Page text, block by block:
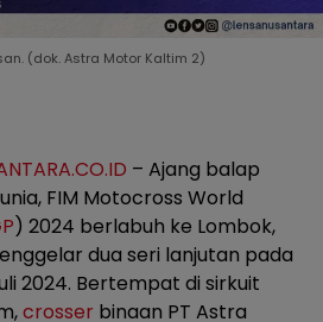
(dok. Astra Motor Kaltim 2)
– Ajang balap
FIM Motocross World
) 2024 berlabuh ke Lombok,
dua seri lanjutan pada
2024. Bertempat di sirkuit
crosser binaan PT Astra